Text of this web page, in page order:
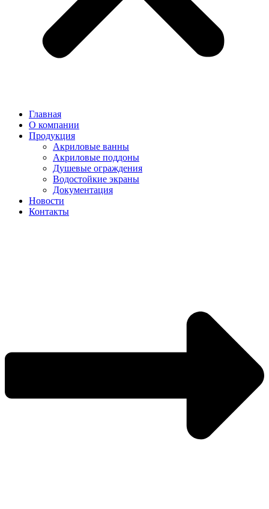
Главная
О компании
Продукция
Акриловые ванны
Акриловые поддоны
Душевые ограждения
Водостойкие экраны
Документация
Новости
Контакты